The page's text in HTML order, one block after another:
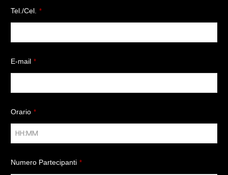
Tel./Cel. *
E-mail *
Orario *
Numero Partecipanti *